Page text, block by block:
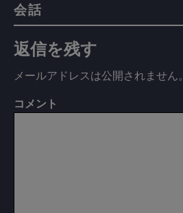
会話
返信を残す
メールアドレスは公開されません。
コメント